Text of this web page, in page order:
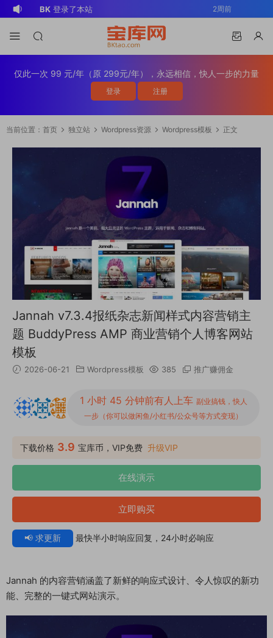
BK 登录了本站 2周前
登录了本站
下载了资源WP Mail SMTP
Pro v4.5.0 / v4.2.0 Wordpress邮件插
下载了资源Elementor Pro
v4.1.2/v4.1.1/v4.0.4 /v4.0.1 /v3.33.2
v3.29.2 / v3.29.1 / v3.29.0 / v3.28.x
/3.27.x /3.26.3 强大先进的网站构建器
插件wordpress主题模板编辑神器页面生
成器插件 wp响应式主题模板编辑生成器
公司主题模板外贸跨境电商模板编辑工具
下载了资源Elementor Pro
/v3.32.1/ v3.31.0 / v3.30.1/ v3.30.0 /
v3.29.2 / v3.29.1 / v3.29.0 / v3.28.x
/3.27.x /3.26.3 强大先进的网站构建器
插件wordpress主题模板编辑神器页面生
成器插件 wp响应式主题模板编辑生成器
公司主题模板外贸跨境电商模板编辑工具
v4.1.2/v4.1.1/v4.0.4 /v4.0.1 /v3.33.2
/v3.32.1/ v3.31.0 / v3.30.1/ v3.30.0 /
v3.29.2 / v3.29.1 / v3.29.0 / v3.28.x
/3.27.x /3.26.3 强大先进的网站构建器
插件wordpress主题模板编辑神器页面生
成器插件 wp响应式主题模板编辑生成器
公司主题模板外贸跨境电商模板编辑工具
Advanced
Custom Fields Pro v6.7.0.2 / v6.5.1 /
v6.4.3 / v6.4.2 / v6.4.1 / v6.4.0.1
/v6.3.12 高级自定义字段专业版
Wordpress插件ACF PRO
仅此一次 99 元/年（原 299元/年），永远相信，快人一步的力量
登录 注册
当前位置： 首页 独立站 Wordpress资源 Wordpress模板 正文
Jannah v7.3.4报纸杂志新闻样式内容营销主
题 BuddyPress AMP 商业营销个人博客网站
模板
2026-06-21 Wordpress模板 385 推广赚佣金
1 小时 45 分钟前有人上车 副业搞钱，快人
一步（你可以做闲鱼/小红书/公众号等方式变现）
下载价格 3.9 宝库币，VIP免费 升级VIP
在线演示
立即购买
📢 求更新 最快半小时响应回复，24小时必响应
Jannah 的内容营销涵盖了新鲜的响应式设计、令人惊叹的新功
能、完整的一键式网站演示。